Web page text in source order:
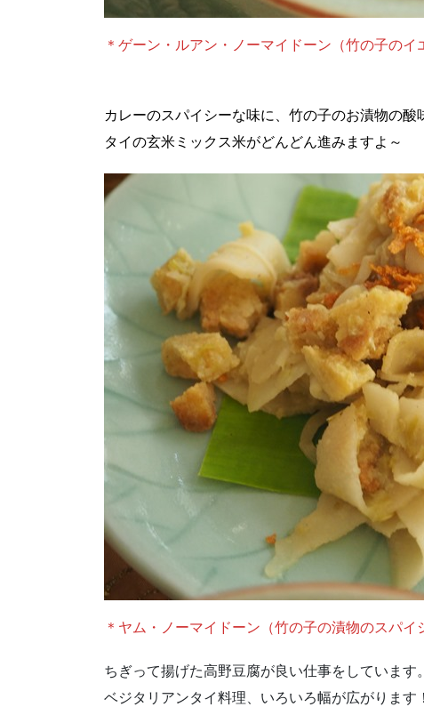
＊ゲーン・ルアン・ノーマイドーン（竹の子のイ
カレーのスパイシーな味に、竹の子のお漬物の酸
タイの玄米ミックス米がどんどん進みますよ～
＊ヤム・ノーマイドーン（竹の子の漬物のスパイ
ちぎって揚げた高野豆腐が良い仕事をしています。
ベジタリアンタイ料理、いろいろ幅が広がります！